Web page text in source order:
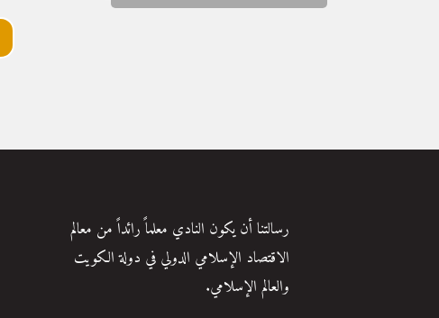
رسالتنا أن يكون النادي معلماً رائداً من معالم
الاقتصاد الإسلامي الدولي في دولة الكويت
والعالم الإسلامي.